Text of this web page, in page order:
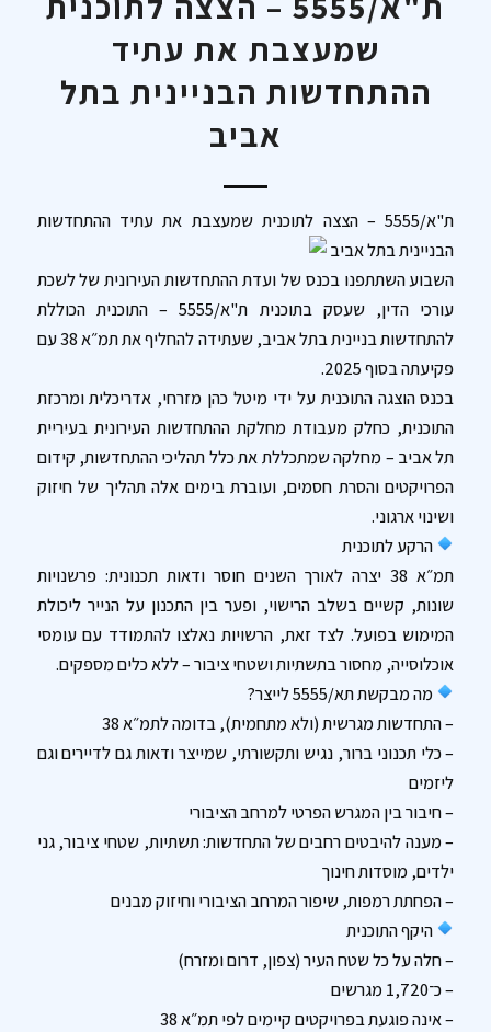
שמעצבת את עתיד
ההתחדשות הבניינית בתל
אביב
ת"א/5555 – הצצה לתוכנית שמעצבת את עתיד ההתחדשות
הבניינית בתל אביב
השבוע השתתפנו בכנס של ועדת ההתחדשות העירונית של לשכת
עורכי הדין, שעסק בתוכנית ת"א/5555 – התוכנית הכוללת
להתחדשות בניינית בתל אביב, שעתידה להחליף את תמ״א 38 עם
פקיעתה בסוף 2025.
בכנס הוצגה התוכנית על ידי מיטל כהן מזרחי, אדריכלית ומרכזת
התוכנית, כחלק מעבודת מחלקת ההתחדשות העירונית בעיריית
תל אביב – מחלקה שמתכללת את כלל תהליכי ההתחדשות, קידום
הפרויקטים והסרת חסמים, ועוברת בימים אלה תהליך של חיזוק
ושינוי ארגוני.
הרקע לתוכנית
תמ״א 38 יצרה לאורך השנים חוסר ודאות תכנונית: פרשנויות
שונות, קשיים בשלב הרישוי, ופער בין התכנון על הנייר ליכולת
המימוש בפועל. לצד זאת, הרשויות נאלצו להתמודד עם עומסי
אוכלוסייה, מחסור בתשתיות ושטחי ציבור – ללא כלים מספקים.
מה מבקשת תא/5555 לייצר?
– התחדשות מגרשית (ולא מתחמית), בדומה לתמ״א 38
– כלי תכנוני ברור, נגיש ותקשורתי, שמייצר ודאות גם לדיירים וגם
ליזמים
– חיבור בין המגרש הפרטי למרחב הציבורי
– מענה להיבטים רחבים של התחדשות: תשתיות, שטחי ציבור, גני
ילדים, מוסדות חינוך
– הפחתת רמפות, שיפור המרחב הציבורי וחיזוק מבנים
היקף התוכנית
– חלה על כל שטח העיר (צפון, דרום ומזרח)
– כ־1,720 מגרשים
– אינה פוגעת בפרויקטים קיימים לפי תמ״א 38